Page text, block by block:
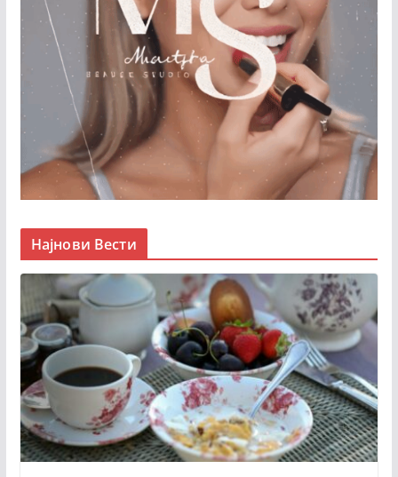
Најнови Вести